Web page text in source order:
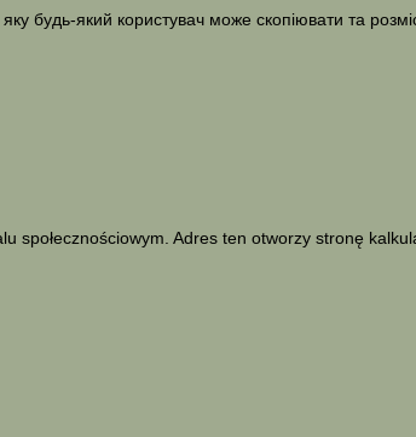
будь-який користувач може скопіювати та
Adres ten otworzy stronę